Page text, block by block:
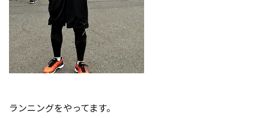
ランニングをやってます。